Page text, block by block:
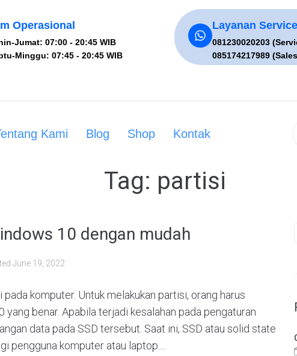
Operasional
Jumat: 07:00 - 20:45 WIB
Minggu: 07:45 - 20:45 WIB
Layanan Service
081230020203
085174217989
Kami Blog Shop Kontak
Tag: partisi
10 dengan mudah
June 19, 2022
komputer. Untuk melakukan partisi, orang harus
benar. Apabila terjadi kesalahan pada pengaturan
data pada SSD tersebut. Saat ini, SSD atau solid state
pengguna komputer atau laptop....